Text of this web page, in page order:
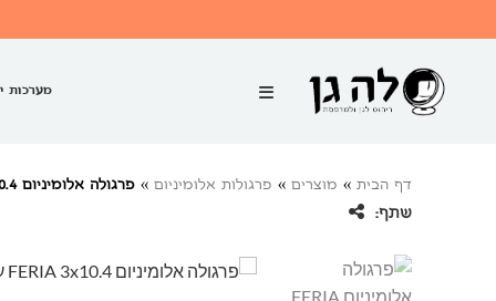
מערכות
דף הבית » מוצרים » פרגולות אלומיניום » פרגולה אלומיניום FERIA 3×10.4 עם קירוי
שתף: